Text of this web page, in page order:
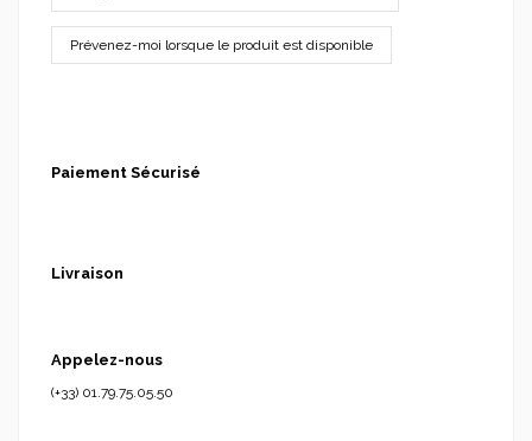
Paiement Sécurisé
Livraison
Appelez-nous
(+33) 01.79.75.05.50